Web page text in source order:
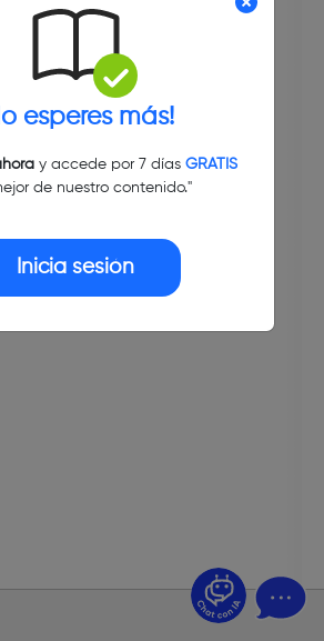
esperes más!
y accede por 7 días GRATIS
de nuestro contenido."
Inicia sesión